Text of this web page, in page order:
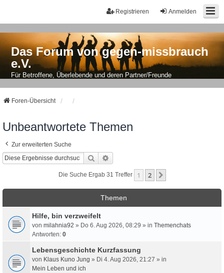
Anmelden
Registrieren
Das Forum von gegen-missbrauch
e.V.
Für Betroffene, Überlebende und deren Partner/Freunde
Foren-Übersicht
Unbeantwortete Themen
Zur erweiterten Suche
Suche
Die Suche Ergab 31 Treffer 1 2
Themen
Hilfe, bin verzweifelt
von milahnia92 » Do 6. Aug 2026, 08:29 » in Themenchats
Antworten: 0
Lebensgeschichte Kurzfassung
von Klaus Kuno Jung » Di 4. Aug 2026, 21:27 » in
Mein Leben und ich